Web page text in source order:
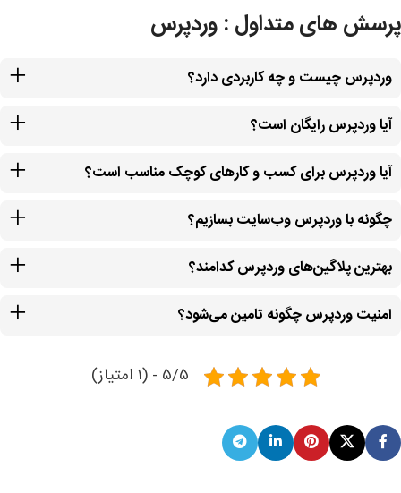
پرسش های متداول : وردپرس
وردپرس چیست و چه کاربردی دارد؟
آیا وردپرس رایگان است؟
آیا وردپرس برای کسب و کارهای کوچک مناسب است؟
چگونه با وردپرس وب‌سایت بسازیم؟
بهترین پلاگین‌های وردپرس کدامند؟
امنیت وردپرس چگونه تامین می‌شود؟
۵/۵ - (۱ امتیاز)